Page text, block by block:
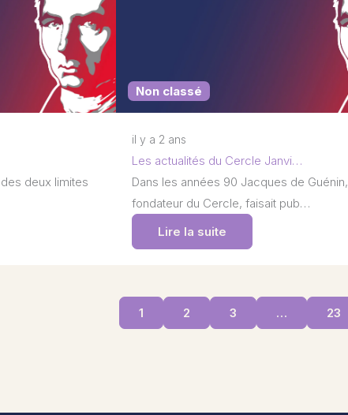
deux limites
Non classé
il y a 2 ans
Les actualités du Cercle Janvi…
Dans les années 90 Jacques de Guénin,
fondateur du Cercle, faisait pub…
Lire la suite
1 2 3 … 23